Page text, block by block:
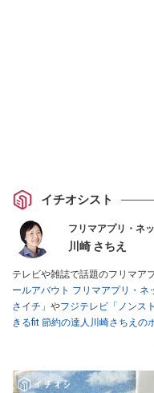
イチオシスト
フリマアプリ・ネ
川崎 さちえ
テレビや雑誌で話題のフリマア
ールアバウト フリマアプリ・
さイチ」 やフジテレビ「ノンス
きるfit 節約の達人川崎さちえの
スマホ1つでスキマ時間に効率
数。ブログは「川崎さちえのご
■経歴：2003年、夫が子育てを